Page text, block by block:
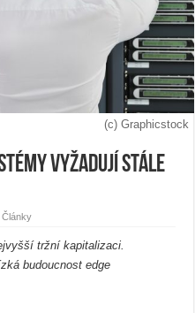
(c) Graphicstock
vyžadují stále
Články
tržní kapitalizaci.
budoucnost edge